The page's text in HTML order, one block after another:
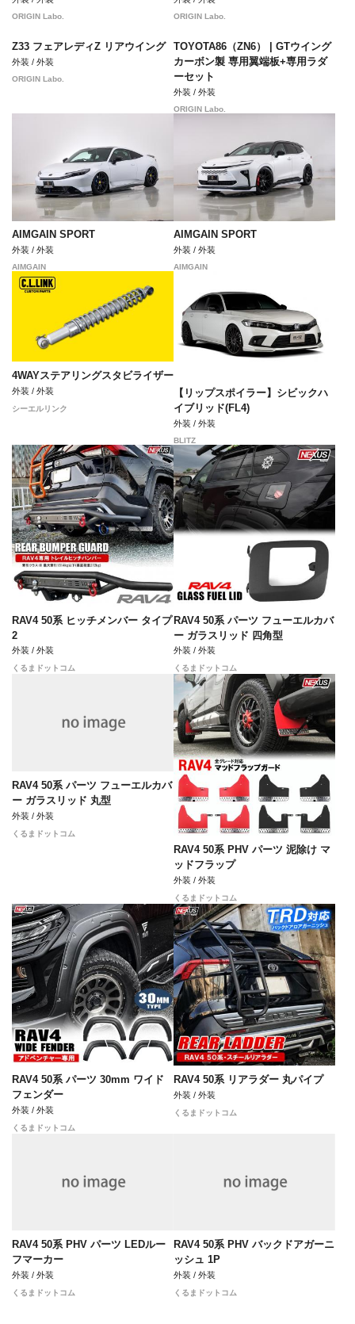
ORIGIN Labo. ORIGIN Labo.
Z33 フェアレディZ リアウイング
外装 / 外装
ORIGIN Labo.
TOYOTA86（ZN6） | GTウイング
カーボン製 専用翼端板+専用ラダ
ーセット
外装 / 外装
ORIGIN Labo.
AIMGAIN SPORT
外装 / 外装
AIMGAIN
AIMGAIN SPORT
外装 / 外装
AIMGAIN
4WAYステアリングスタビライザー
外装 / 外装
シーエルリンク
【リップスポイラー】シビックハ
イブリッド(FL4)
外装 / 外装
BLITZ
RAV4 50系 ヒッチメンバー タイプ
2
外装 / 外装
くるまドットコム
RAV4 50系 パーツ フューエルカバ
ー ガラスリッド 四角型
外装 / 外装
くるまドットコム
RAV4 50系 パーツ フューエルカバ
ー ガラスリッド 丸型
外装 / 外装
くるまドットコム
RAV4 50系 PHV パーツ 泥除け マ
ッドフラップ
外装 / 外装
くるまドットコム
RAV4 50系 パーツ 30mm ワイド
フェンダー
外装 / 外装
くるまドットコム
RAV4 50系 リアラダー 丸パイプ
外装 / 外装
くるまドットコム
RAV4 50系 PHV パーツ LEDルー
フマーカー
外装 / 外装
くるまドットコム
RAV4 50系 PHV バックドアガーニ
ッシュ 1P
外装 / 外装
くるまドットコム